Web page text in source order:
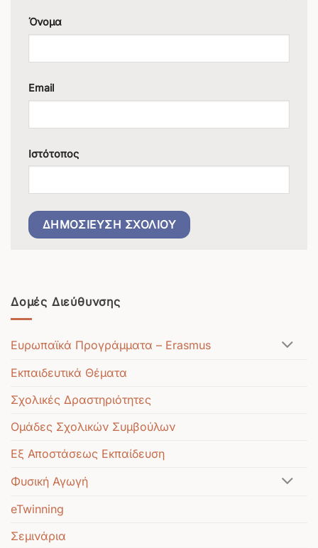
Δομές Διεύθυνσης
Ευρωπαϊκά Προγράμματα – Erasmus
Εκπαιδευτικά Θέματα
Σχολικές Δραστηριότητες
Ομάδες Σχολικών Συμβούλων
Εξ Αποστάσεως Εκπαίδευση
Φυσική Αγωγή
eTwinning
Σεμινάρια
Όνομα
Email
Ιστότοπος